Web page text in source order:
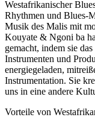
Westafrikanischer
Rhythmen und Blues-
Musik des Malis mit
Kouyate & Ngoni ba
gemacht, indem sie
Instrumenten und
energiegeladen,
Instrumentation. Sie
uns in eine andere
Vorteile von